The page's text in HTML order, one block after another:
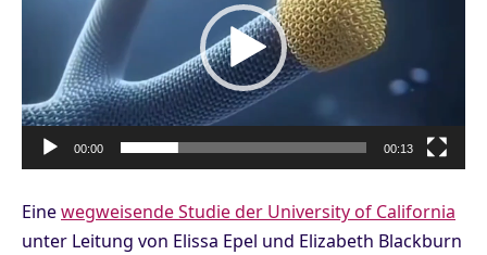
00:00 00:13
Einewegweisende Studie der University of California
unter Leitung von Elissa Epel und Elizabeth Blackburn